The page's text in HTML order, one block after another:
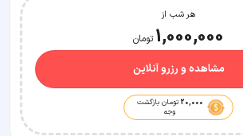
هر شب از
1,000,000 تومان
مشاهده و رزرو آنلاین
20,000 تومان بازگشت
وجه